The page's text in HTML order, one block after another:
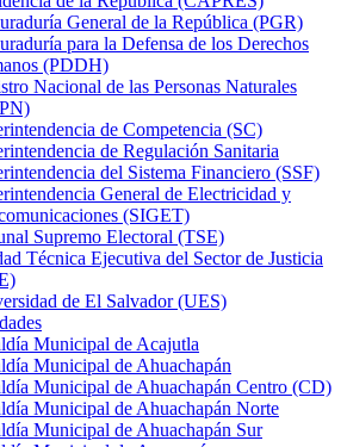
General de la República (PGR)
para la Defensa de los Derechos
(PDDH)
Nacional de las Personas Naturales
de Competencia (SC)
de Regulación Sanitaria
del Sistema Financiero (SSF)
General de Electricidad y
(SIGET)
Supremo Electoral (TSE)
Técnica Ejecutiva del Sector de Justicia
de El Salvador (UES)
Municipal de Acajutla
Municipal de Ahuachapán
Municipal de Ahuachapán Centro (CD)
Municipal de Ahuachapán Norte
Municipal de Ahuachapán Sur